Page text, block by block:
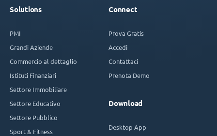
Solutions
PMI
Grandi Aziende
Commercio al dettaglio
Istituti Finanziari
Settore Immobiliare
Settore Educativo
Settore Pubblico
Sport & Fitness
Connect
Prova Gratis
Accedi
Contattaci
Prenota Demo
Download
Desktop App